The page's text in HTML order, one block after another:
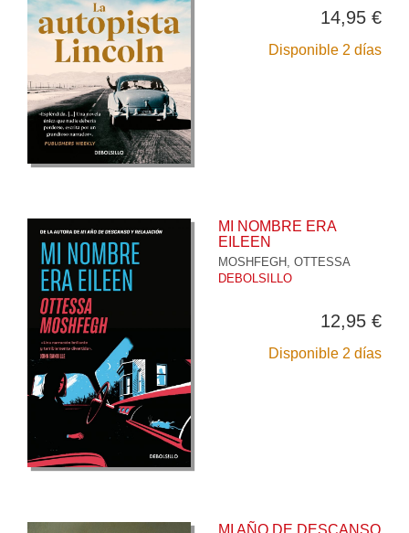
14,95 €
Disponible 2 días
MI NOMBRE ERA
EILEEN
MOSHFEGH, OTTESSA
DEBOLSILLO
12,95 €
Disponible 2 días
MI AÑO DE DESCANSO